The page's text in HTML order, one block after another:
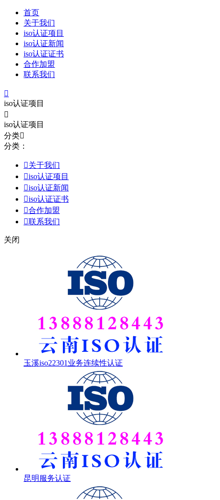
首页
关于我们
iso认证项目
iso认证新闻
iso认证证书
合作加盟
联系我们

iso认证项目

iso认证项目
分类
分类：
关于我们
iso认证项目
iso认证新闻
iso认证证书
合作加盟
联系我们
关闭
玉溪iso22301业务连续性认证
昆明服务认证